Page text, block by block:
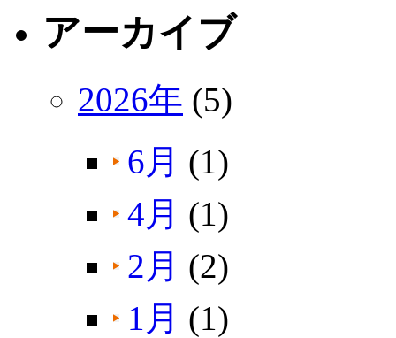
アーカイブ
2026年 (5)
6月 (1)
4月 (1)
2月 (2)
1月 (1)